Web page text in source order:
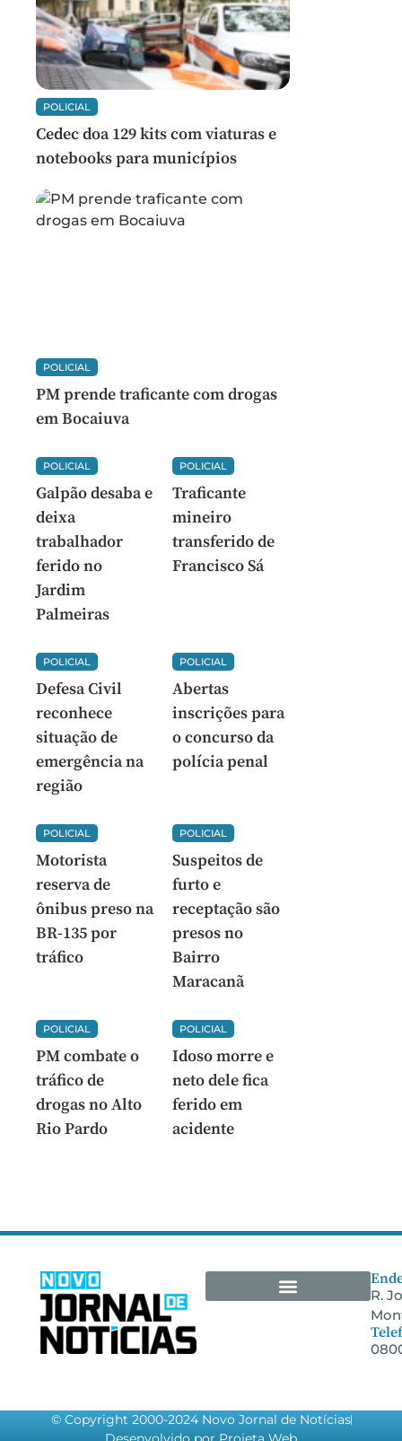
POLICIAL
Cedec doa 129 kits com viaturas e
notebooks para municípios
POLICIAL
PM prende traficante com drogas
em Bocaiuva
POLICIAL
Galpão desaba e
deixa
trabalhador
ferido no
Jardim
Palmeiras
POLICIAL
Traficante
mineiro
transferido de
Francisco Sá
POLICIAL
Defesa Civil
reconhece
situação de
emergência na
região
POLICIAL
Abertas
inscrições para
o concurso da
polícia penal
POLICIAL
Motorista
reserva de
ônibus preso na
BR-135 por
tráfico
POLICIAL
Suspeitos de
furto e
receptação são
presos no
Bairro
Maracanã
POLICIAL
PM combate o
tráfico de
drogas no Alto
Rio Pardo
POLICIAL
Idoso morre e
neto dele fica
ferido em
acidente
R.
© Copyright 2000-2024 Novo Jornal de Notícias